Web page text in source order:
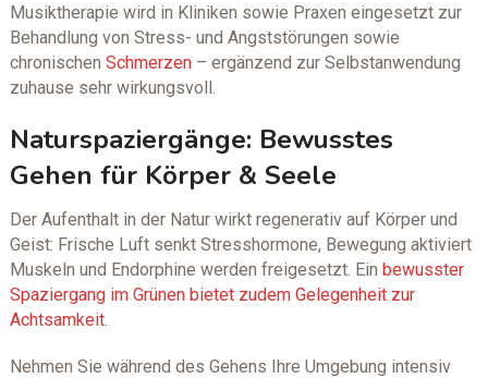
Musiktherapie wird in Kliniken sowie Praxen eingesetzt zur
Behandlung von Stress- und Angststörungen sowie
chronischen Schmerzen– ergänzend zur Selbstanwendung
zuhause sehr wirkungsvoll.
Naturspaziergänge: Bewusstes
Gehen für Körper & Seele
Der Aufenthalt in der Natur wirkt regenerativ auf Körper und
Geist: Frische Luft senkt Stresshormone, Bewegung aktiviert
Muskeln und Endorphine werden freigesetzt. Ein bewusster
Spaziergang im Grünen bietet zudem Gelegenheit zur
Achtsamkeit.
Nehmen Sie während des Gehens Ihre Umgebung intensiv